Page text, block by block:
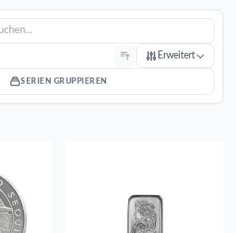
Erweitert
SERIEN GRUPPIEREN